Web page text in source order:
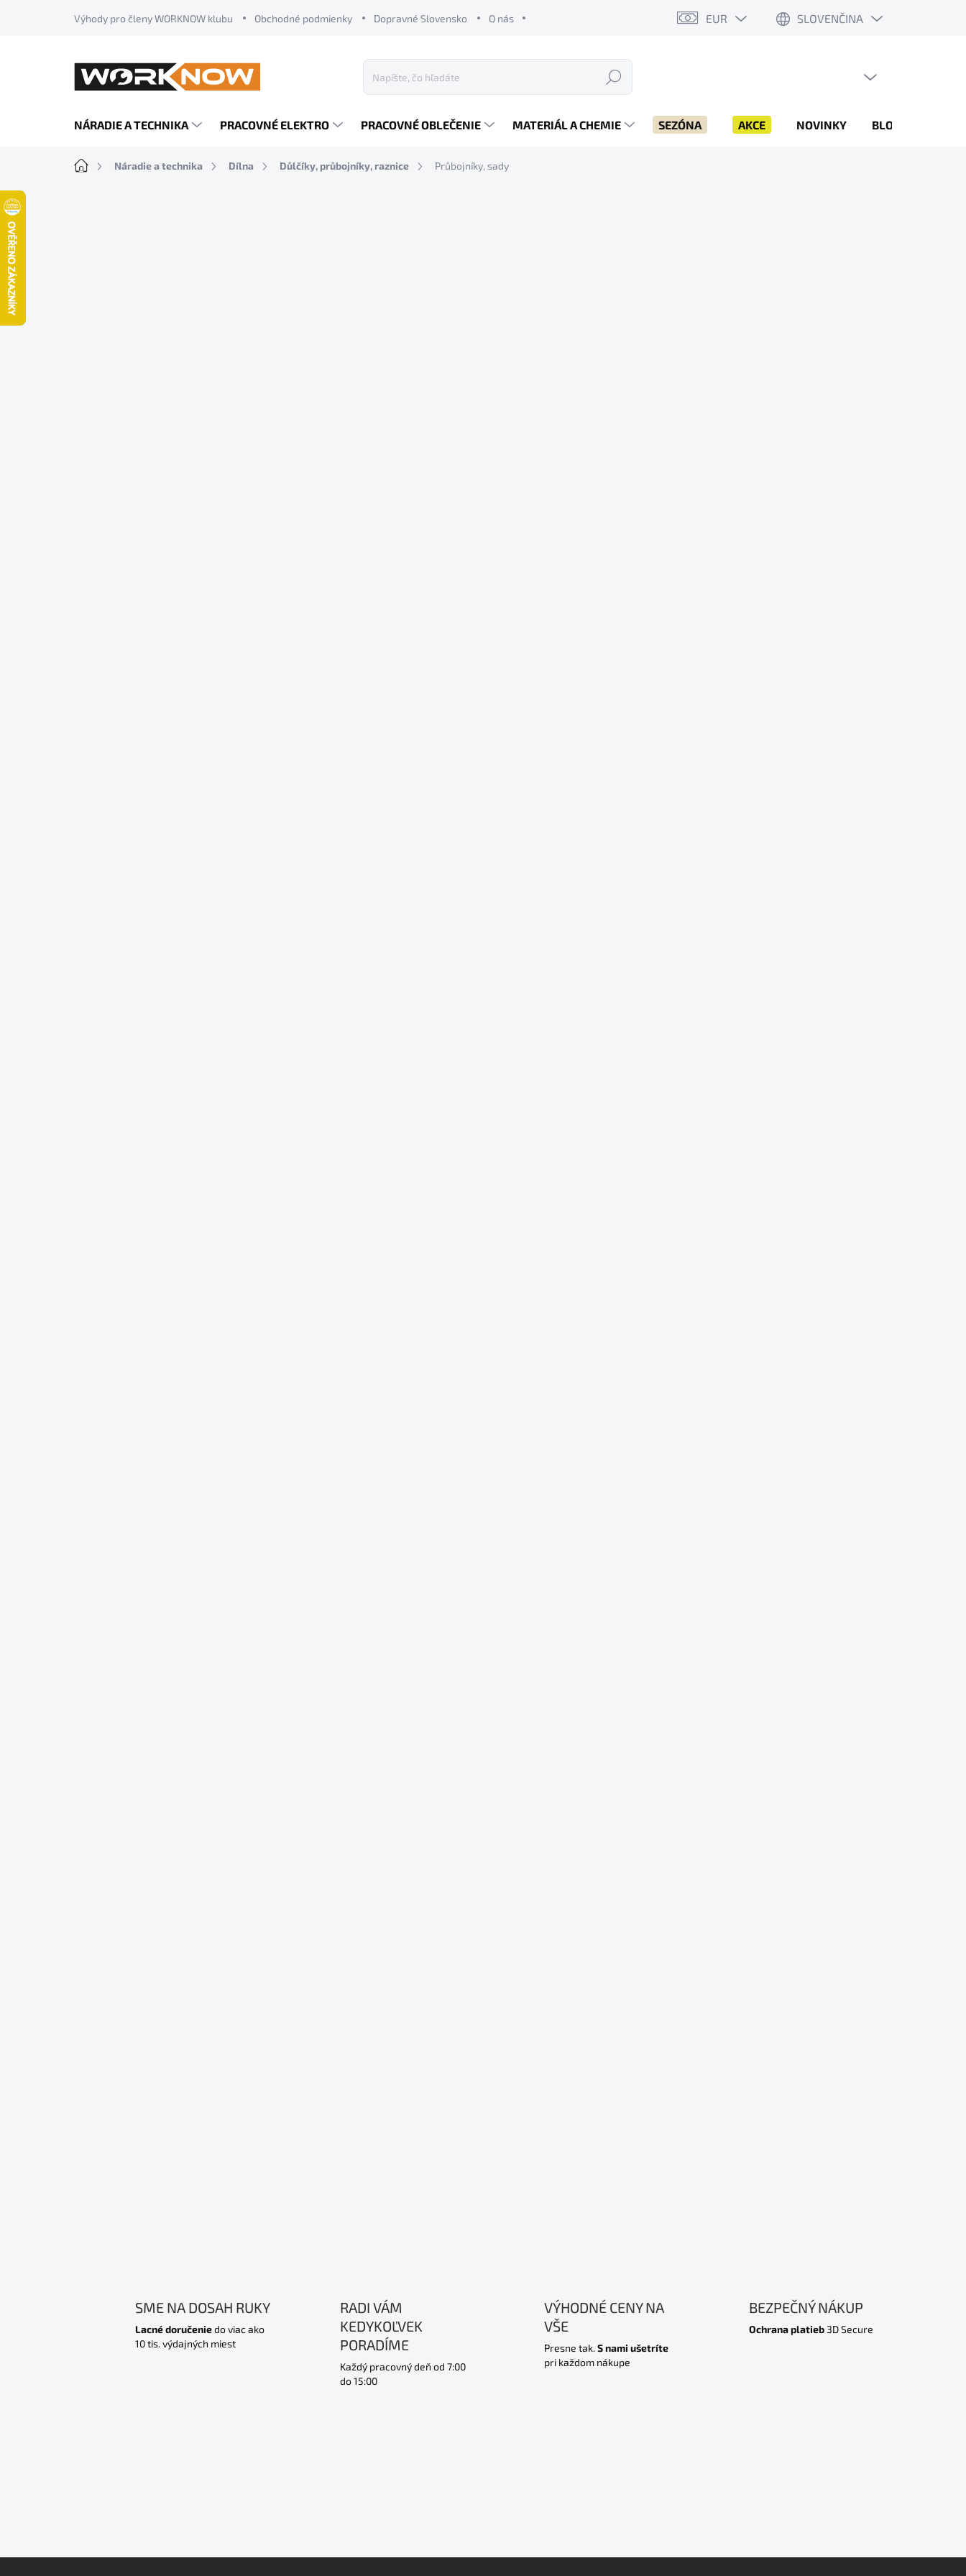
Výhody pro členy WORKNOW klubu Obchodné podmienky Dopravné Slovensko O nás EUR SLOVENČINA
Hľadať
NÁRADIE A TECHNIKA PRACOVNÉ ELEKTRO PRACOVNÉ OBLEČENIE MATERIÁL A CHEMIE SEZÓNA AKCE NOVINKY BLOG
DomovNáradie a technika Dílna Důlčíky, průbojníky, raznice Průbojníky, sady
SME NA DOSAH RUKY
Lacné doručeniedo viac ako
10 tis. výdajných miest
RADI VÁM
KEDYKOĽVEK
PORADÍME
Každý pracovný deň od 7:00
do 15:00
VÝHODNÉ CENY NA
VŠE
Presne tak.S nami ušetríte
pri každom nákupe
BEZPEČNÝ NÁKUP
Ochrana platieb3D Secure